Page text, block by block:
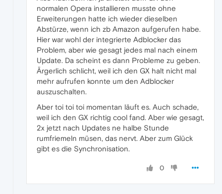
normalen Opera installieren musste ohne
Erweiterungen hatte ich wieder dieselben
Abstürze, wenn ich zb Amazon aufgerufen habe.
Hier war wohl der integrierte Adblocker das
Problem, aber wie gesagt jedes mal nach einem
Update. Da scheint es dann Probleme zu geben.
Ärgerlich schlicht, weil ich den GX halt nicht mal
mehr aufrufen konnte um den Adblocker
auszuschalten.
Aber toi toi toi momentan läuft es. Auch schade,
weil ich den GX richtig cool fand. Aber wie gesagt,
2x jetzt nach Updates ne halbe Stunde
rumfriemeln müsen, das nervt. Aber zum Glück
gibt es die Synchronisation.
0